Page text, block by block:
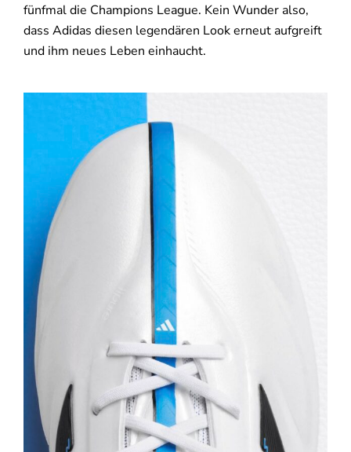
fünfmal die Champions League. Kein Wunder also,
dass Adidas diesen legendären Look erneut aufgreift
und ihm neues Leben einhaucht.